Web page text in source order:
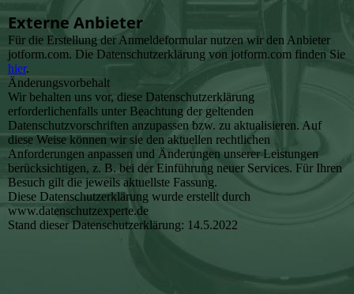
Externe Anbieter
Für die Erstellung der Anmeldeformular nutzen wir den Anbieter
jotform.com. Die Datenschutzerklärung von jotform.com finden Sie
hier.
Änderungsvorbehalt
Wir behalten uns vor, diese Datenschutzerklärung
erforderlichenfalls unter Beachtung der geltenden
Datenschutzvorschriften anzupassen bzw. zu aktualisieren. Auf
diese Weise können wir sie den aktuellen rechtlichen
Anforderungen anpassen und Änderungen unserer Leistungen
berücksichtigen, z. B. bei der Einführung neuer Services. Für Ihren
Besuch gilt die jeweils aktuellste Fassung.
Diese Datenschutzerklärung wurde erstellt durch
www.datenschutzexperte.de
Stand dieser Datenschutzerklärung: 14.5.2022